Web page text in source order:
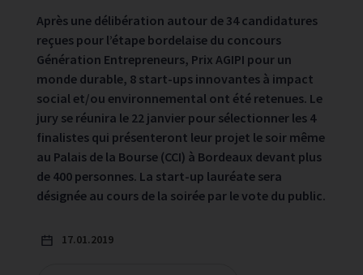
Après une délibération autour de 34 candidatures
reçues pour l’étape bordelaise du concours
Génération Entrepreneurs, Prix AGIPI pour un
monde durable, 8 start-ups innovantes à impact
social et/ou environnemental ont été retenues. Le
jury se réunira le 22 janvier pour sélectionner les 4
finalistes qui présenteront leur projet le soir même
au Palais de la Bourse (CCI) à Bordeaux devant plus
de 400 personnes. La start-up lauréate sera
désignée au cours de la soirée par le vote du public.
17.01.2019